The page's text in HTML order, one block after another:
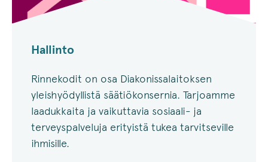
Hallinto
Rinnekodit on osa Diakonissalaitoksen
yleishyödyllistä säätiökonsernia. Tarjoamme
laadukkaita ja vaikuttavia sosiaali- ja
terveyspalveluja erityistä tukea tarvitseville
ihmisille.